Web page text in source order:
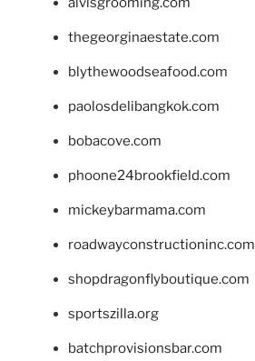
thegeorginaestate.com
blythewoodseafood.com
paolosdelibangkok.com
bobacove.com
phoone24brookfield.com
mickeybarmama.com
roadwayconstructioninc.com
shopdragonflyboutique.com
sportszilla.org
batchprovisionsbar.com